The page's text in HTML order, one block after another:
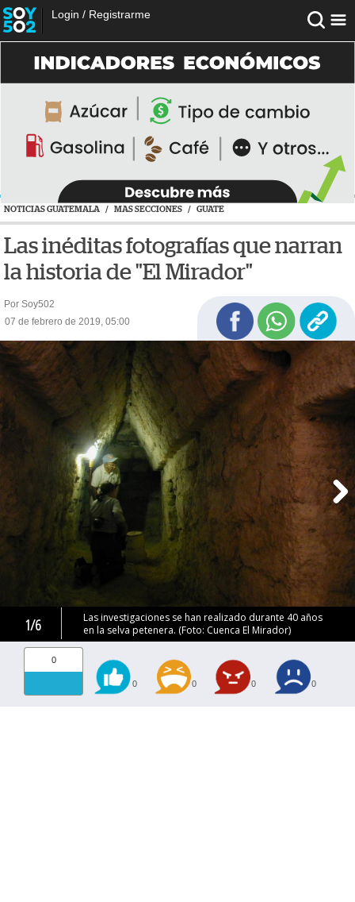
Login / Registrarme
NOTICIAS GUATEMALA / MAS SECCIONES / GUATE
Las inéditas fotografías que narran
la historia de "El Mirador"
Por Soy502
07 de febrero de 2019, 05:00
1/6
Las investigaciones se han realizado durante 40 años
en la selva petenera. (Foto: Cuenca El Mirador)
0
0 0 0 0